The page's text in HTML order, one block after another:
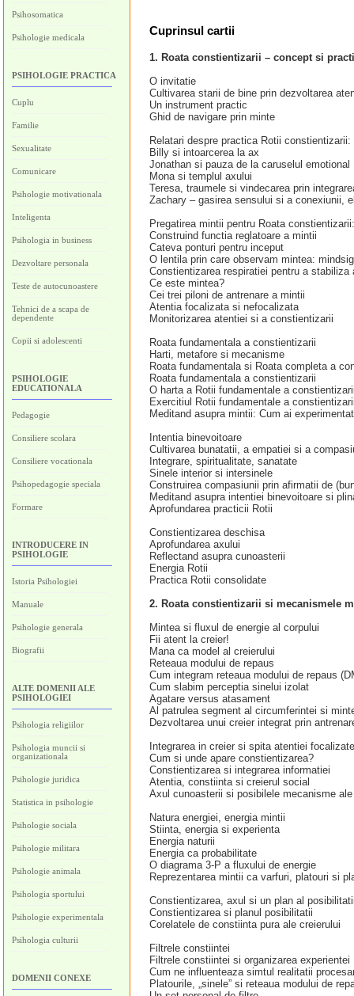
Psihosomatica
Psihologie medicala
PSIHOLOGIE PRACTICA
Cuplu
Familie
Sexualitate
Comunicare
Psihologie motivationala
Inteligenta
Psihologia in business
Dezvoltare personala
Teste de autocunoastere
Tehnici de a scapa de
dependente
Copii si adolescenti
PSIHOLOGIE
EDUCATIONALA
Pedagogie
Consiliere scolara
Consiliere vocationala
Psihopedagogie speciala
Formare
INTRODUCERE IN
PSIHOLOGIE
Istoria Psihologiei
Manuale
Psihologie generala
Biografii
ALTE DOMENII ALE
PSIHOLOGIEI
Psihologia religiilor
Psihologia muncii si
organizationala
Psihologie juridica
Statistica in psihologie
Psihologie sociala
Psihologie militara
Psihologie animala
Psihologia sportului
Psihologie experimentala
Psihologia culturii
DOMENII CONEXE
Cuprinsul cartii
1. Roata constientizarii – concept si
O invitatie
Cultivarea starii de bine prin dezvoltarea
Un instrument practic
Ghid de navigare prin minte
Relatari despre practica Rotii
Billy si intoarcerea la ax
Jonathan si pauza de la caruselul emotional
Mona si templul axului
Teresa, traumele si vindecarea prin
Zachary – gasirea sensului si a conexiunii,
Pregatirea mintii pentru Roata
Construind functia reglatoare a mintii
Cateva ponturi pentru inceput
O lentila prin care observam mintea:
Constientizarea respiratiei pentru a stabiliza
Ce este mintea?
Cei trei piloni de antrenare a mintii
Atentia focalizata si nefocalizata
Monitorizarea atentiei si a constientizarii
Roata fundamentala a constientizarii
Harti, metafore si mecanisme
Roata fundamentala si Roata completa a
Roata fundamentala a constientizarii
O harta a Rotii fundamentale a
Exercitiul Rotii fundamentale a
Meditand asupra mintii: Cum ai experimentat
Intentia binevoitoare
Cultivarea bunatatii, a empatiei si a
Integrare, spiritualitate, sanatate
Sinele interior si intersinele
Construirea compasiunii prin afirmatii de
Meditand asupra intentiei binevoitoare si
Aprofundarea practicii Rotii
Constientizarea deschisa
Aprofundarea axului
Reflectand asupra cunoasterii
Energia Rotii
Practica Rotii consolidate
2. Roata constientizarii si mecanismele
Mintea si fluxul de energie al corpului
Fii atent la creier!
Mana ca model al creierului
Reteaua modului de repaus
Cum integram reteaua modului de repaus
Cum slabim perceptia sinelui izolat
Agatare versus atasament
Al patrulea segment al circumferintei si
Dezvoltarea unui creier integrat prin
Integrarea in creier si spita atentiei focalizate
Cum si unde apare constientizarea?
Constientizarea si integrarea informatiei
Atentia, constiinta si creierul social
Axul cunoasterii si posibilele mecanisme
Natura energiei, energia mintii
Stiinta, energia si experienta
Energia naturii
Energia ca probabilitate
O diagrama 3-P a fluxului de energie
Reprezentarea mintii ca varfuri, platouri si
Constientizarea, axul si un plan al
Constientizarea si planul posibilitatii
Corelatele de constiinta pura ale creierului
Filtrele constiintei
Filtrele constiintei si organizarea experientei
Cum ne influenteaza simtul realitatii
Platourile, „sinele” si reteaua modului de